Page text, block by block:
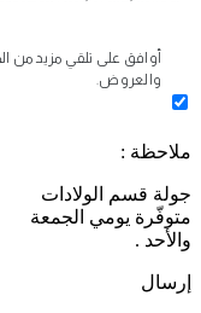
أوافق على تلقي مزيد من
والعروض.
ملاحظة :
جولة قسم الولادات
متوفّرة يومي الجمعة
والأحد .
إرسال